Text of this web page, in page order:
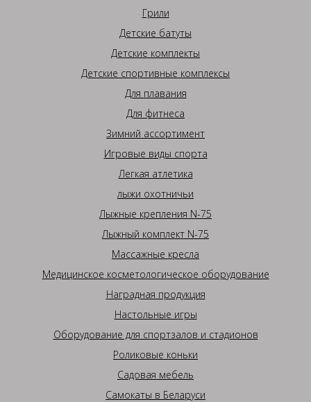
Грили
Детские батуты
Детские комплекты
Детские спортивные комплексы
Для плавания
Для фитнеса
Зимний ассортимент
Игровые виды спорта
Легкая атлетика
лыжи охотничьи
Лыжные крепления N-75
Лыжный комплект N-75
Массажные кресла
Медицинское косметологическое оборудование
Наградная продукция
Настольные игры
Оборудование для спортзалов и стадионов
Роликовые коньки
Садовая мебель
Самокаты в Беларуси